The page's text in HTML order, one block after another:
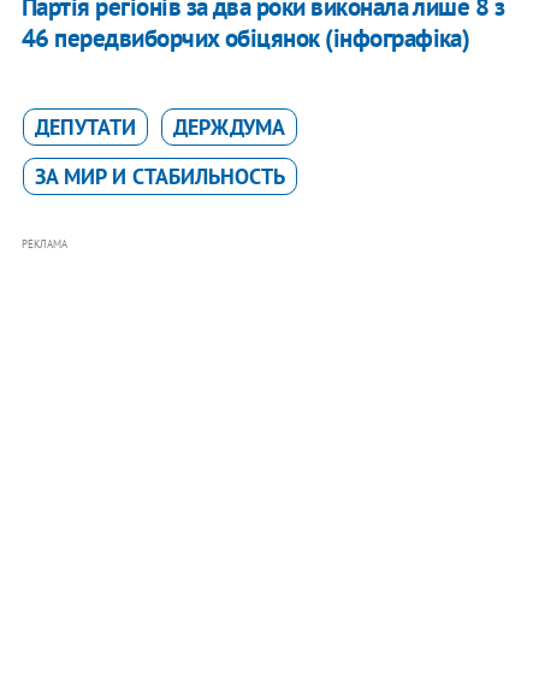
Партія регіонів за два роки виконала лише 8 з
46 передвиборчих обіцянок (інфографіка)
ДЕПУТАТИ
ДЕРЖДУМА
ЗА МИР И СТАБИЛЬНОСТЬ
РЕКЛАМА